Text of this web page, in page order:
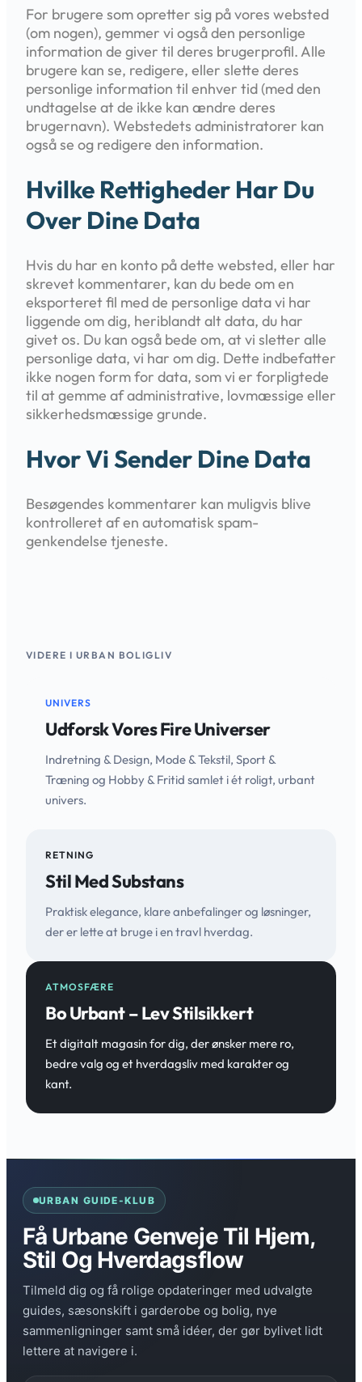
For brugere som opretter sig på vores websted
(om nogen), gemmer vi også den personlige
information de giver til deres brugerprofil. Alle
brugere kan se, redigere, eller slette deres
personlige information til enhver tid (med den
undtagelse at de ikke kan ændre deres
brugernavn). Webstedets administratorer kan
også se og redigere den information.
Hvilke Rettigheder Har Du
Over Dine Data
Hvis du har en konto på dette websted, eller har
skrevet kommentarer, kan du bede om en
eksporteret fil med de personlige data vi har
liggende om dig, heriblandt alt data, du har
givet os. Du kan også bede om, at vi sletter alle
personlige data, vi har om dig. Dette indbefatter
ikke nogen form for data, som vi er forpligtede
til at gemme af administrative, lovmæssige eller
sikkerhedsmæssige grunde.
Hvor Vi Sender Dine Data
Besøgendes kommentarer kan muligvis blive
kontrolleret af en automatisk spam-
genkendelse tjeneste.
VIDERE I URBAN BOLIGLIV
UNIVERS
Udforsk Vores Fire Universer
Indretning & Design, Mode & Tekstil, Sport &
Træning og Hobby & Fritid samlet i ét roligt, urbant
univers.
RETNING
Stil Med Substans
Praktisk elegance, klare anbefalinger og løsninger,
der er lette at bruge i en travl hverdag.
ATMOSFÆRE
Bo Urbant – Lev Stilsikkert
Et digitalt magasin for dig, der ønsker mere ro,
bedre valg og et hverdagsliv med karakter og
kant.
URBAN GUIDE-KLUB
Få Urbane Genveje Til Hjem,
Stil Og Hverdagsflow
Tilmeld dig og få rolige opdateringer med udvalgte
guides, sæsonskift i garderobe og bolig, nye
sammenligninger samt små idéer, der gør bylivet lidt
lettere at navigere i.